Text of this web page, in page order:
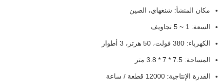
مكان المنشأ: شنغهاي، الصين
السعة: 1 ~ 5 تجاويف
الكهرباء: 380 فولت، 50 هرتز، 3 أطوار
المساحة: 7.5 * 7 * 3.8 متر
القدرة الإنتاجية: 12000 قطعة / ساعة